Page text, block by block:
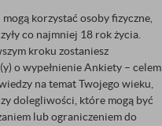
korzystać osoby fizyczne,
co najmniej 18 rok życia.
kroku zostaniesz
o wypełnienie Ankiety – celem
na temat Twojego wieku,
dolegliwości, które mogą być
lub ograniczeniem do